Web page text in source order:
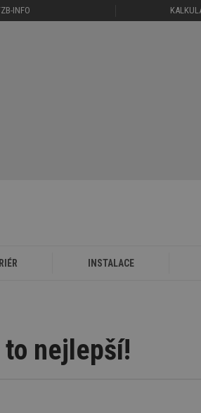
INFO
INSTALACE
nejlepší!